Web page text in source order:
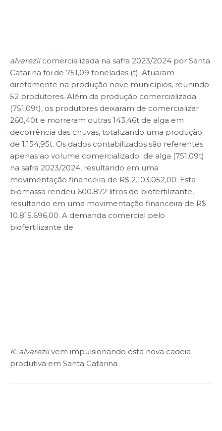
alvareziicomercializada na safra 2023/2024 por Santa
Catarina foi de 751,09 toneladas (t). Atuaram
diretamente na produção nove municípios, reunindo
52 produtores. Além da produção comercializada
(751,09t), os produtores deixaram de comercializar
260,40t e morreram outras 143,46t de alga em
decorrência das chuvas, totalizando uma produção
de 1.154,95t. Os dados contabilizados são referentes
apenas ao volume comercializado de alga (751,09t)
na safra 2023/2024, resultando em uma
movimentação financeira de R$ 2.103.052,00. Esta
biomassa rendeu 600.872 litros de biofertilizante,
resultando em uma movimentação financeira de R$
10.815.696,00. A demanda comercial pelo
biofertilizante de
K. alvareziivem impulsionando esta nova cadeia
produtiva em Santa Catarina.